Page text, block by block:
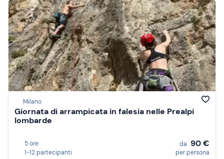
Milano
Giornata di arrampicata in falesia nelle Prealpi
lombarde
5 ore
1-12 partecipanti
da 90 €
per persona